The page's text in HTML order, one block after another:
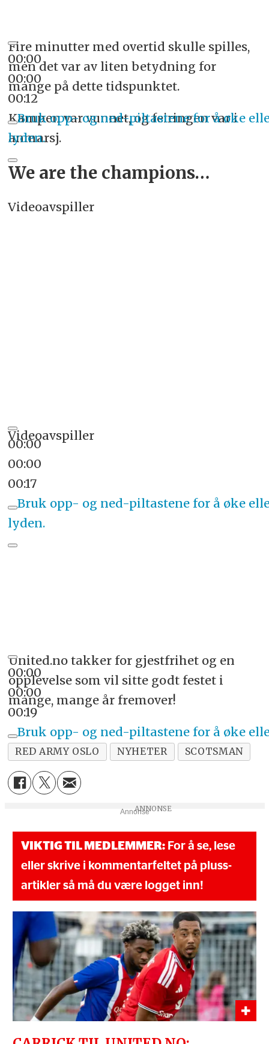
00:00
00:00
00:12
Bruk opp- og ned-piltastene for å øke
lyden.
Fire minutter med overtid skulle spilles,
men det var av liten betydning for
mange på dette tidspunktet.
Kampen var vunnet, og feiringen var i
anmarsj.
We are the champions…
Videoavspiller
00:00
00:00
00:17
Bruk opp- og ned-piltastene for å øke
lyden.
Videoavspiller
00:00
00:00
00:19
Bruk opp- og ned-piltastene for å øke
lyden.
United.no takker for gjestfrihet og en
opplevelse som vil sitte godt festet i
mange, mange år fremover!
RED ARMY OSLO NYHETER SCOTSMAN
Annonse
VIKTIG TIL MEDLEMMER:For å se, lese
eller skrive i kommentarfeltet på pluss-
artikler så må du være logget inn!